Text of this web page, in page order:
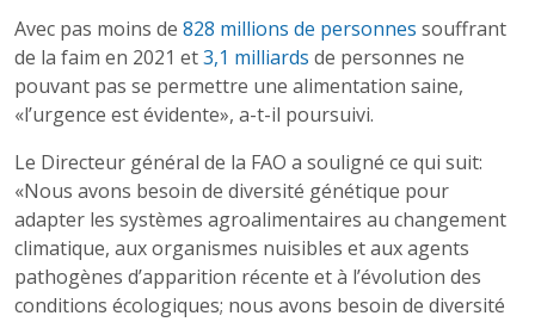
Avec pas moins de 828 millions de personnes souffrant
de la faim en 2021 et3,1 milliards de personnes ne
pouvant pas se permettre une alimentation saine,
«l’urgence est évidente», a-t-il poursuivi.
Le Directeur général de la FAO a souligné ce qui suit:
«Nous avons besoin de diversité génétique pour
adapter les systèmes agroalimentaires au changement
climatique, aux organismes nuisibles et aux agents
pathogènes d’apparition récente et à l’évolution des
conditions écologiques; nous avons besoin de diversité